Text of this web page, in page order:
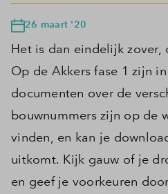
26 maart '20
Het is dan eindelijk zover,
Op de Akkers fase 1 zijn
documenten over de
bouwnummers zijn op de
vinden, en kan je
uitkomt. Kijk gauw of je
en geef je voorkeuren